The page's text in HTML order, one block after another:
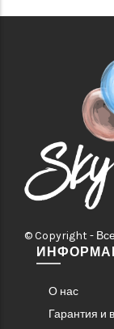
© Copyright -
О нас
Гарантия и